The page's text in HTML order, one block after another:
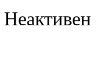
Неактивен